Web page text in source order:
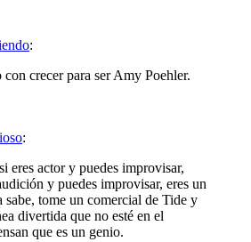
:
con crecer para ser Amy Poehler.
:
eres actor y puedes improvisar,
y puedes improvisar, eres un
sabe, tome un comercial de Tide y
divertida que no esté en el
que es un genio.